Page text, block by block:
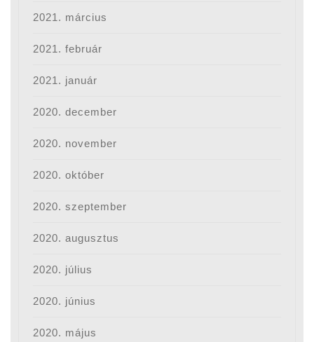
2021. március
2021. február
2021. január
2020. december
2020. november
2020. október
2020. szeptember
2020. augusztus
2020. július
2020. június
2020. május